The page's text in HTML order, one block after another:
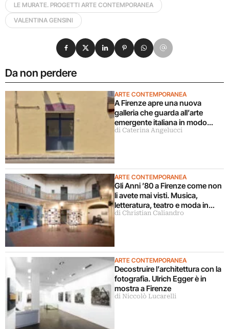
LE MURATE. PROGETTI ARTE CONTEMPORANEA
VALENTINA GENSINI
Da non perdere
ARTE CONTEMPORANEA
A Firenze apre una nuova
galleria che guarda all’arte
emergente italiana in modo
decentrato
di Caterina Angelucci
ARTE CONTEMPORANEA
Gli Anni ’80 a Firenze come non
li avete mai visti. Musica,
letteratura, teatro e moda in
mostra
di Christian Caliandro
ARTE CONTEMPORANEA
Decostruire l’architettura con la
fotografia. Ulrich Egger è in
mostra a Firenze
di Niccolò Lucarelli
Condividi su Facebook
Condividi su X
Condividi su LinkedIn
Condividi su Pinterest
Condividi su WhatsApp
Condividi su Email